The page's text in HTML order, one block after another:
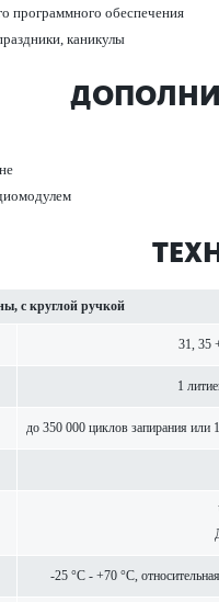
программного обеспечения
каникулы
с круглой ручкой
31, 35
1
до 350 000 циклов запирания или
-25 °C - +70 °C,